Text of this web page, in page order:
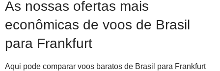
As nossas ofertas mais
econômicas de voos de Brasil
para Frankfurt
Aqui pode comparar voos baratos de Brasil para Frankfurt